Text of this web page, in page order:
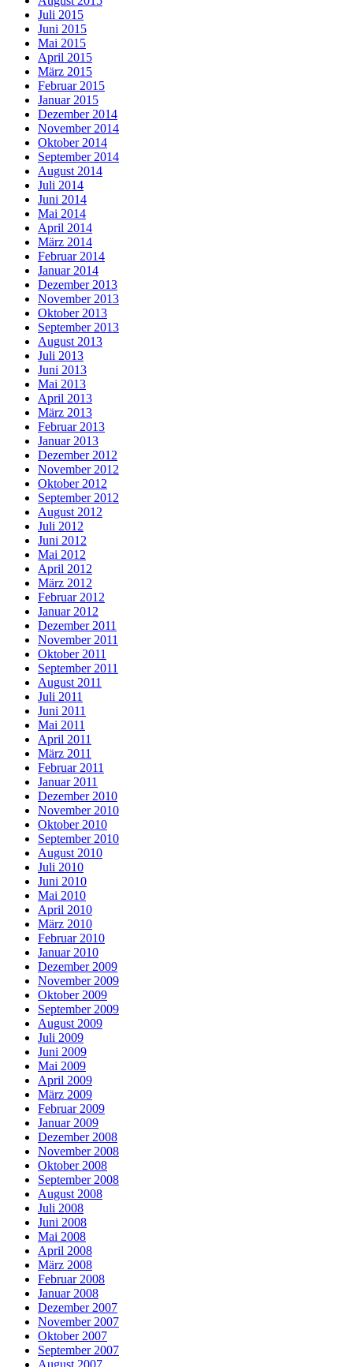
Juli 2015
Juni 2015
Mai 2015
April 2015
März 2015
Februar 2015
Januar 2015
Dezember 2014
November 2014
Oktober 2014
September 2014
August 2014
Juli 2014
Juni 2014
Mai 2014
April 2014
März 2014
Februar 2014
Januar 2014
Dezember 2013
November 2013
Oktober 2013
September 2013
August 2013
Juli 2013
Juni 2013
Mai 2013
April 2013
März 2013
Februar 2013
Januar 2013
Dezember 2012
November 2012
Oktober 2012
September 2012
August 2012
Juli 2012
Juni 2012
Mai 2012
April 2012
März 2012
Februar 2012
Januar 2012
Dezember 2011
November 2011
Oktober 2011
September 2011
August 2011
Juli 2011
Juni 2011
Mai 2011
April 2011
März 2011
Februar 2011
Januar 2011
Dezember 2010
November 2010
Oktober 2010
September 2010
August 2010
Juli 2010
Juni 2010
Mai 2010
April 2010
März 2010
Februar 2010
Januar 2010
Dezember 2009
November 2009
Oktober 2009
September 2009
August 2009
Juli 2009
Juni 2009
Mai 2009
April 2009
März 2009
Februar 2009
Januar 2009
Dezember 2008
November 2008
Oktober 2008
September 2008
August 2008
Juli 2008
Juni 2008
Mai 2008
April 2008
März 2008
Februar 2008
Januar 2008
Dezember 2007
November 2007
Oktober 2007
September 2007
August 2007